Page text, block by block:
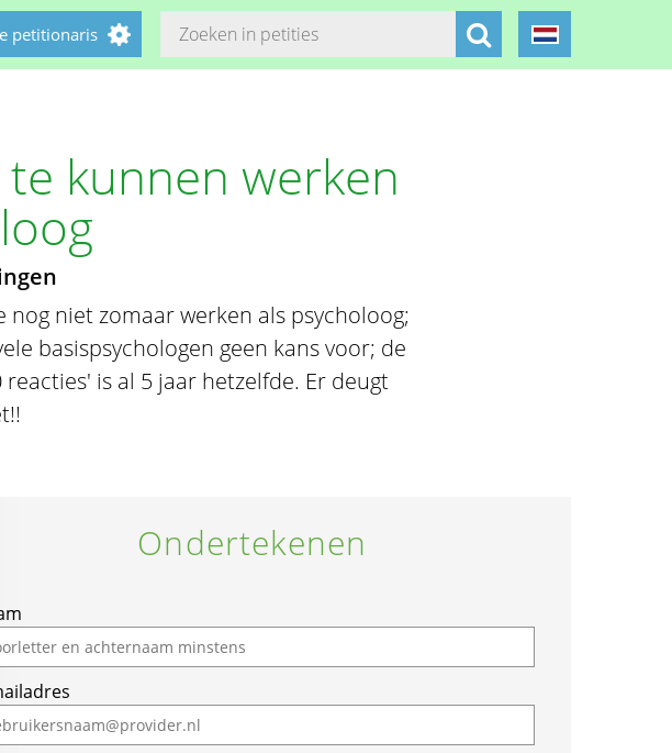
petitionaris
kunnen werken
niet zomaar werken als psycholoog;
basispsychologen geen kans voor; de
is al 5 jaar hetzelfde. Er deugt
Ondertekenen